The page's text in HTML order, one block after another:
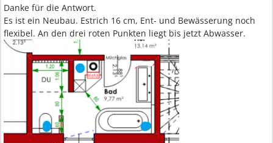
Danke für die Antwort.
Es ist ein Neubau. Estrich 16 cm, Ent- und Bewässerung noch
flexibel. An den drei roten Punkten liegt bis jetzt Abwasser.